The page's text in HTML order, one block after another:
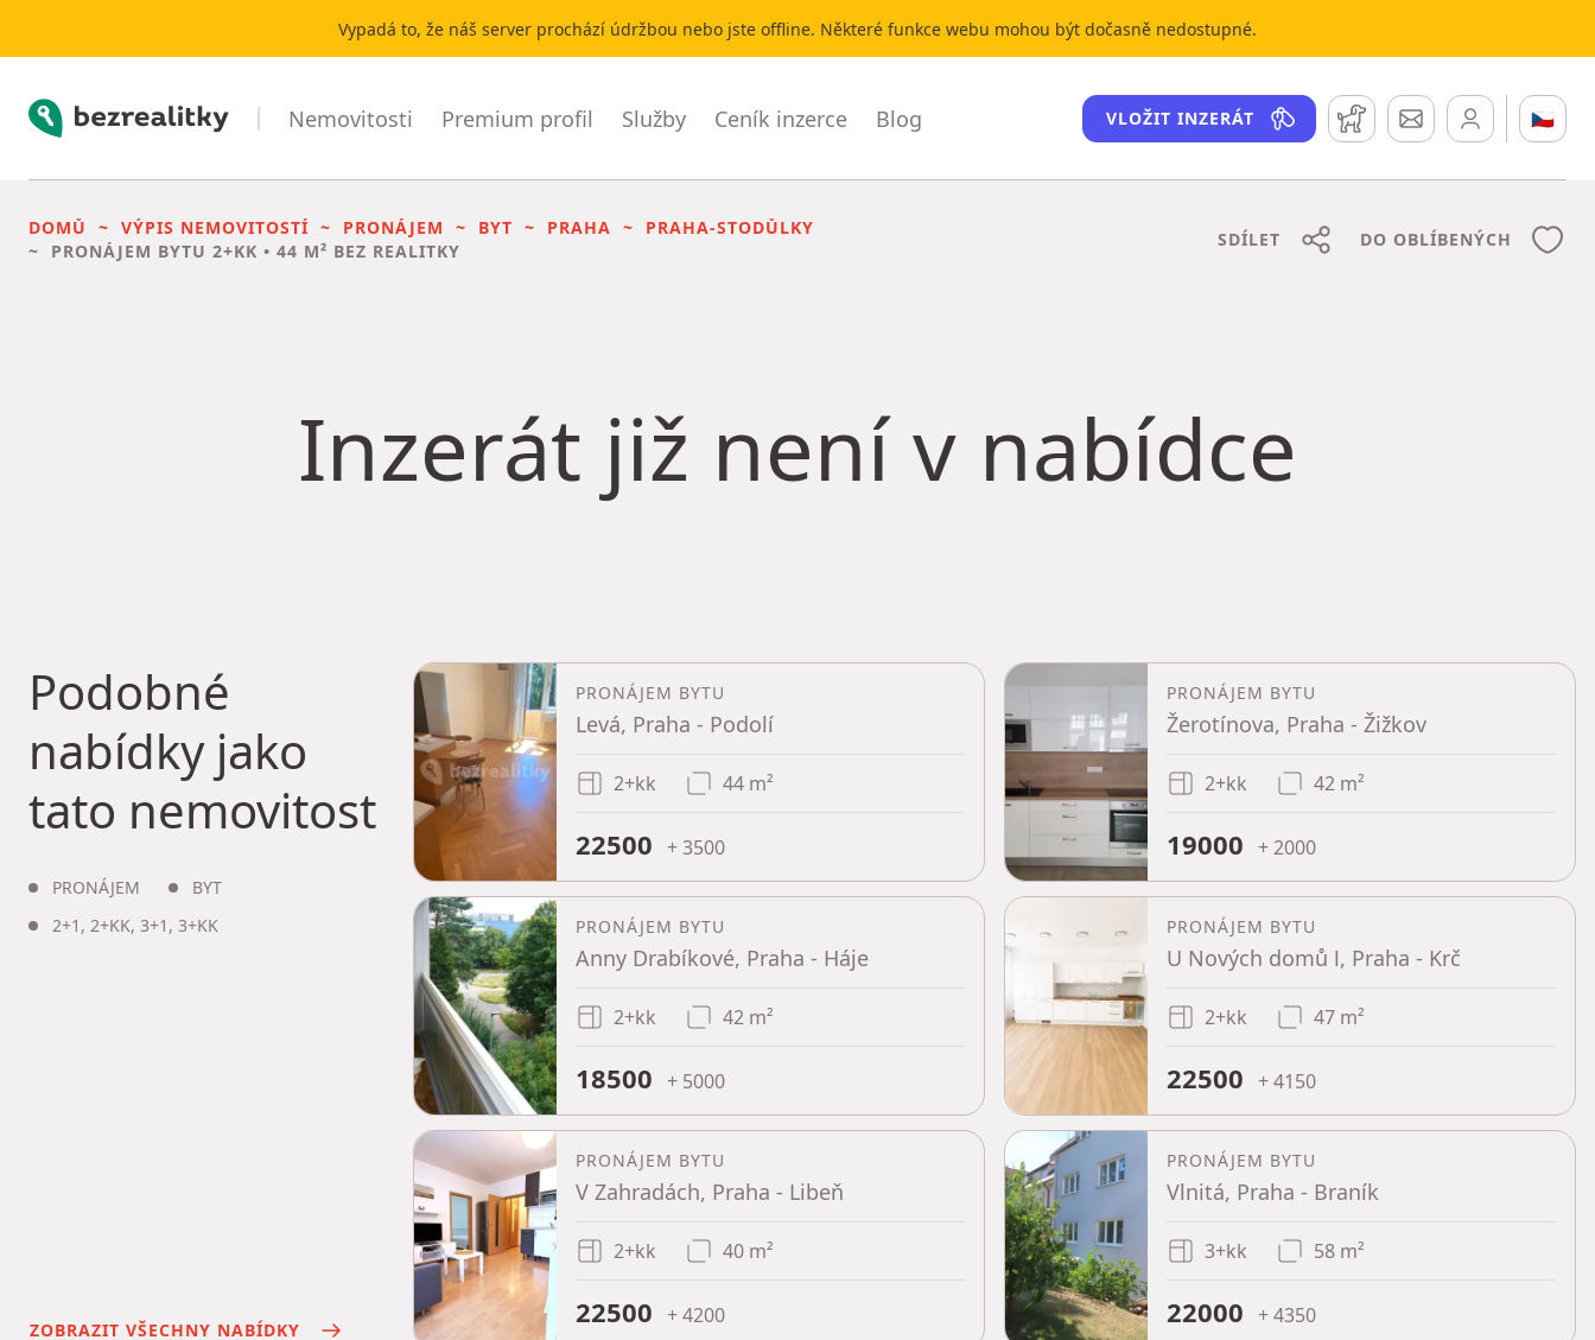
Vypadá to, že náš server prochází údržbou nebo jste offline. Některé funkce webu mohou být dočasně nedostupné.
Bezrealitky Nemovitosti Premium profil Služby Ceník inzerce Blog VLOŽIT INZERÁT Hlídací pesZprávy 🇨🇿
DOMŮ VÝPIS NEMOVITOSTÍ PRONÁJEM BYT PRAHA
PRAHA-STODŮLKY
PRONÁJEM BYTU 2+KK • 44 M² BEZ REALITKY
SDÍLET DO OBLÍBENÝCH
Inzerát již není v nabídce
Podobné
nabídky jako
tato nemovitost
PRONÁJEM
BYT
2+1 , 2+KK, 3+1 , 3+KK
ZOBRAZIT VŠECHNY NABÍDKY
PRONÁJEM BYTU
Levá, Praha - Podolí
2+kk 44 m²
22500 + 3500
PRONÁJEM BYTU
Žerotínova, Praha - Žižkov
2+kk 42 m²
19000 + 2000
PRONÁJEM BYTU
Anny Drabíkové, Praha - Háje
2+kk 42 m²
18500 + 5000
PRONÁJEM BYTU
U Nových domů Ⅰ, Praha - Krč
2+kk 47 m²
22500 + 4150
PRONÁJEM BYTU
V Zahradách, Praha - Libeň
2+kk 40 m²
22500 + 4200
PRONÁJEM BYTU
Vlnitá, Praha - Braník
3+kk 58 m²
22000 + 4350